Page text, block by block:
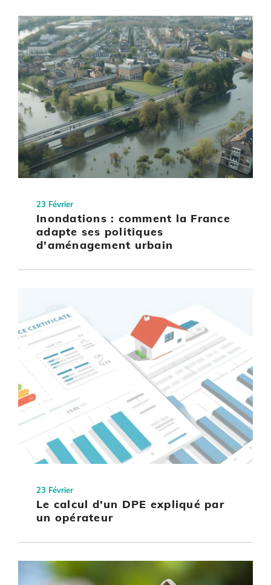
23 Février
Inondations : comment la France
adapte ses politiques
d'aménagement urbain
23 Février
Le calcul d'un DPE expliqué par
un opérateur